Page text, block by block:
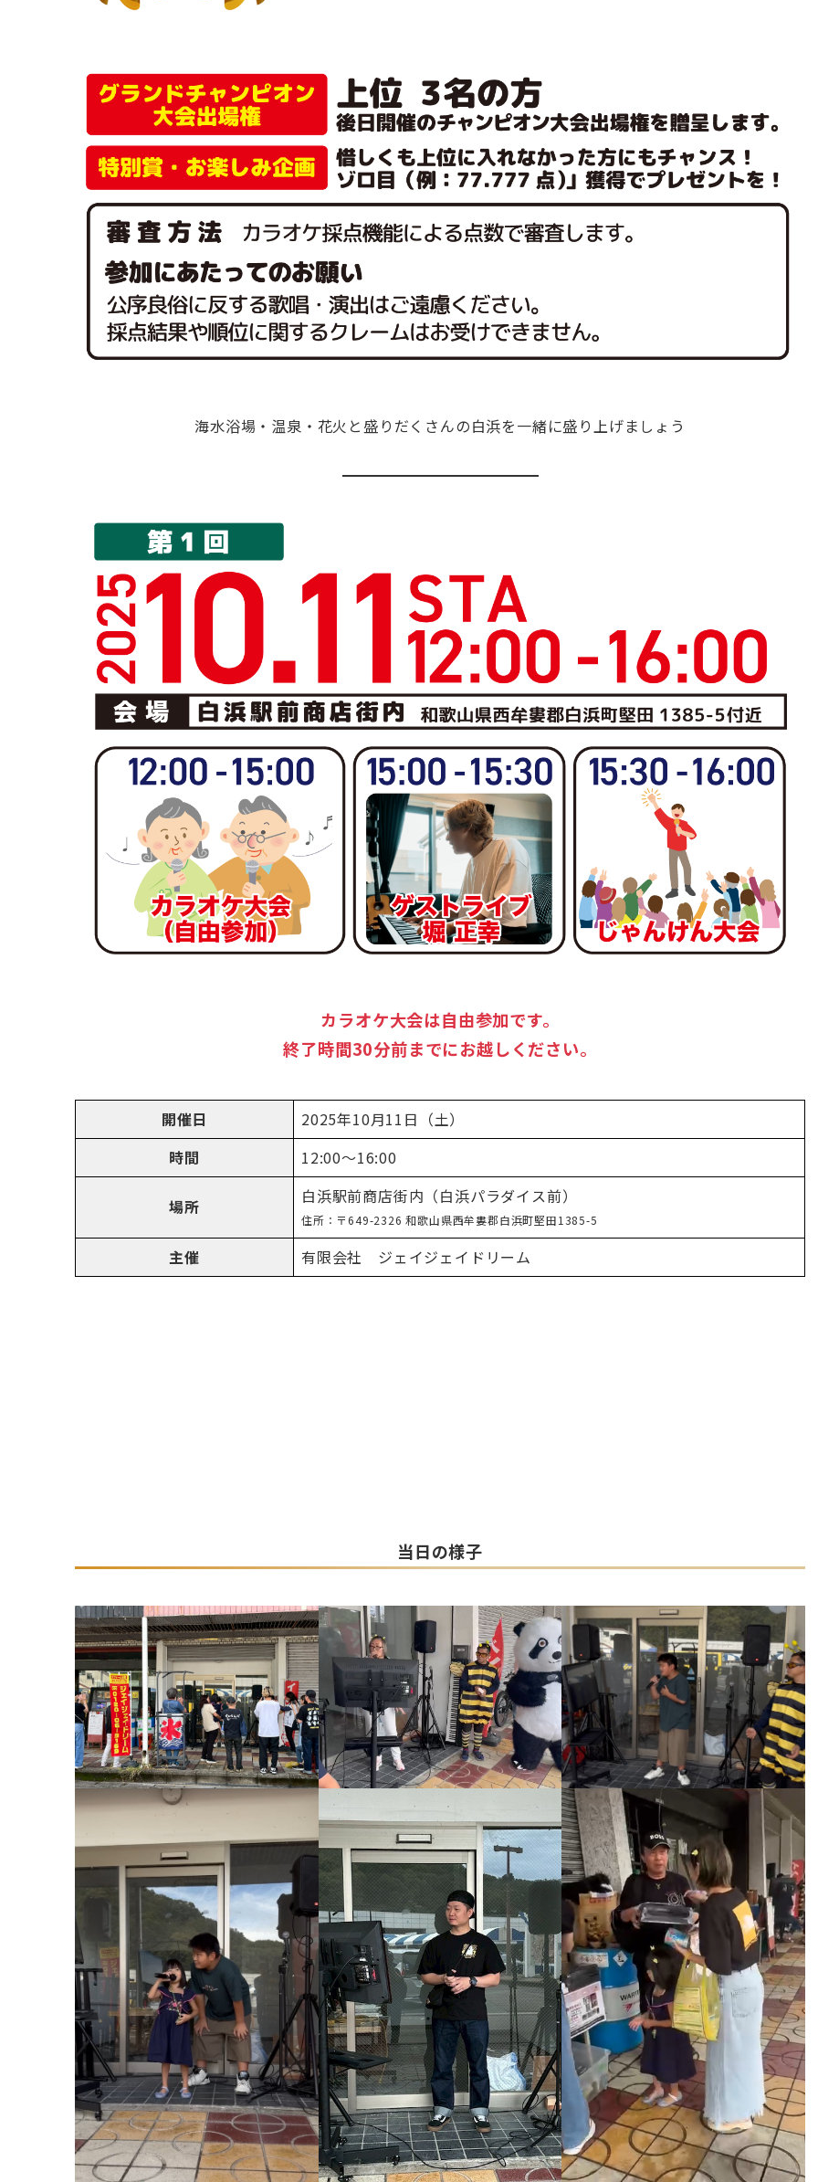
海水浴場・温泉・花火と盛りだくさんの白浜を一緒に盛り上げましょう
カラオケ大会は自由参加です。
終了時間30分前までにお越しください。
開催日
2025年10月11日（土）
時間
12:00〜16:00
場所 白浜駅前商店街内（白浜パラダイス前）
住所：〒649-2326 和歌山県西牟婁郡白浜町堅田1385-5
主催 有限会社 ジェイジェイドリーム
当日の様子